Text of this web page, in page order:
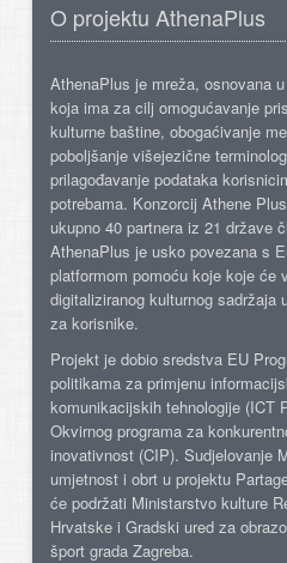
O projektu AthenaPlus
AthenaPlus je mreža, osnovana
koja ima za cilj omogućavanje
kulturne baštine, obogaćivanje
poboljšanje višejezične
prilagođavanje podataka
potrebama. Konzorcij Athene
ukupno 40 partnera iz 21 države
AthenaPlus je usko povezana s
platformom pomoću koje koje će
digitaliziranog kulturnog sadržaja
za korisnike.
Projekt je dobio sredstva EU
politikama za primjenu
komunikacijskih tehnologije (ICT
Okvirnog programa za
inovativnost (CIP). Sudjelovanje
umjetnost i obrt u projektu
će podržati Ministarstvo kulture
Hrvatske i Gradski ured za
šport grada Zagreba.